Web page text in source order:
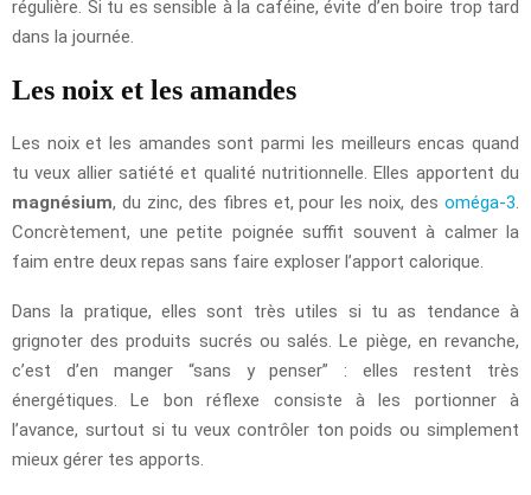
régulière. Si tu es sensible à la caféine, évite d’en boire trop tard
dans la journée.
Les noix et les amandes
Les noix et les amandes sont parmi les meilleurs encas quand
tu veux allier satiété et qualité nutritionnelle. Elles apportent du
magnésium, du zinc, des fibres et, pour les noix, des oméga-3
Concrètement, une petite poignée suffit souvent à calmer la
faim entre deux repas sans faire exploser l’apport calorique.
Dans la pratique, elles sont très utiles si tu as tendance à
grignoter des produits sucrés ou salés. Le piège, en revanche,
c’est d’en manger “sans y penser” : elles restent très
énergétiques. Le bon réflexe consiste à les portionner à
l’avance, surtout si tu veux contrôler ton poids ou simplement
mieux gérer tes apports.